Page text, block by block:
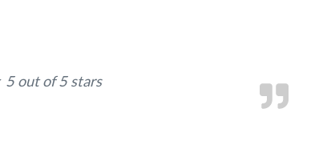
5 out of 5 stars